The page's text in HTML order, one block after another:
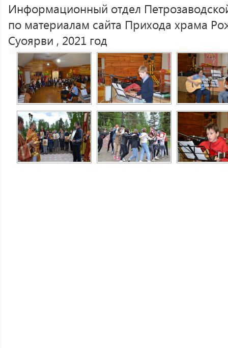
Информационный отдел
по материалам сайта Прихода храма
Суоярви , 2021 год